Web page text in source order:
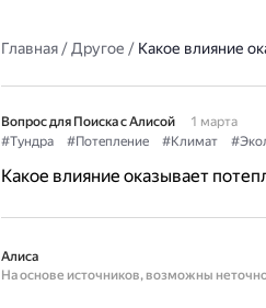
Главная/Другое / Какое влияние
Вопрос для Поиска с Алисой
1 марта
#Тундра
#Потепление #Климат
Какое влияние оказывает
Алиса
На основе источников, возможны